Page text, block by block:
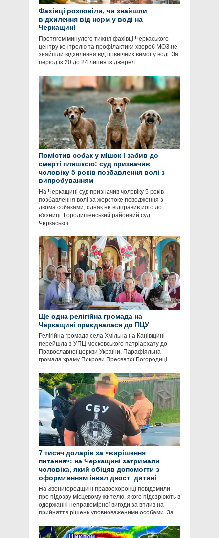
Фахівці розповіли, чи знайшли
відхилення від норм у воді на
Черкащині
Протягом минулого тижня фахівці Черкаського
центру контролю та профілактики хвороб МОЗ не
знайшли відхилення від гігієнічних вимог у воді. За
період із 20 до 24 липня із джерел
Помістив собак у мішок і забив до
смерті пляшкою: суд призначив
чоловіку 5 років позбавлення волі з
випробуванням
На Черкащині суд призначив чоловіку 5 років
позбавлення волі за жорстоке поводження з
двома собаками, однак не відправив його до
в'язниці. Городищенський районний суд
Черкаської
Ще одна релігійна громада на
Черкащині приєдналася до ПЦУ
Релігійна громада села Хмільна на Канівщині
перейшла з УПЦ московського патріархату до
Православної церкви України. Парафіяльна
громада храму Покрови Пресвятої Богородиці
7 тисяч доларів за «вирішення
питання»: на Черкащині затримали
чоловіка, який обіцяв допомогти з
оформленням інвалідності дитині
На Звенигородщині правоохоронці повідомили
про підозру місцевому жителю, якого підозрюють в
одержанні неправомірної вигоди за вплив на
прийняття рішень уповноваженими особами. За